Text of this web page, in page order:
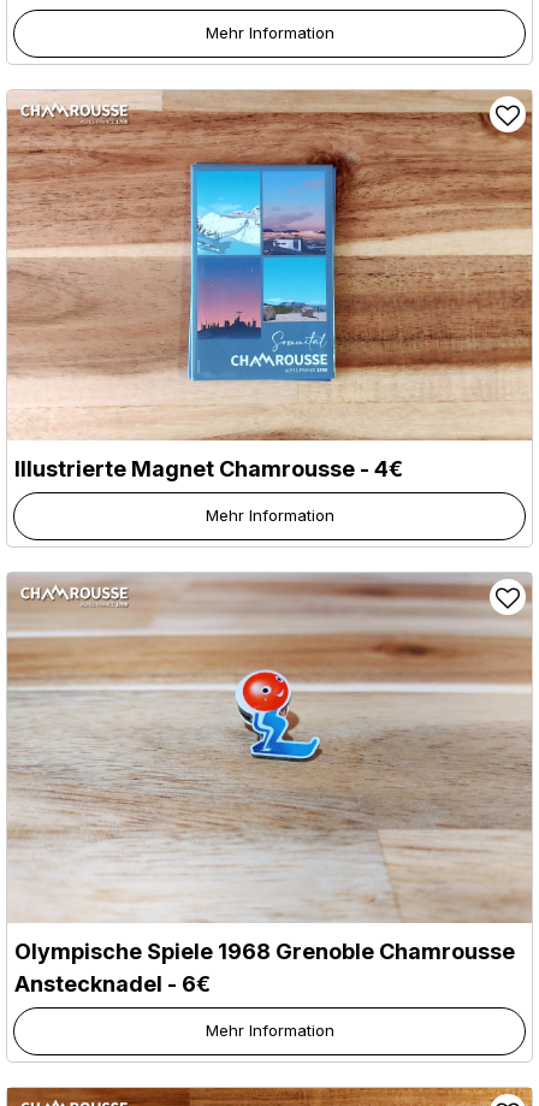
Mehr Information
Illustrierte Magnet Chamrousse - 4€
Mehr Information
Olympische Spiele 1968 Grenoble Chamrousse
Anstecknadel - 6€
Mehr Information